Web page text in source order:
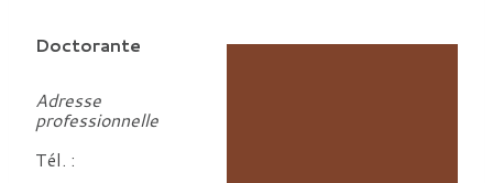
Doctorante
Adresse
professionnelle
Tél. :